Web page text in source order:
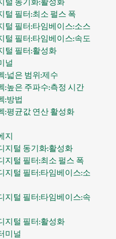
털 필터:최소 펄스 폭
털 필터:타임베이스:소스
털 필터:타임베이스:속도
털 필터:활성화
널
:넓은 범위:제수
:높은 주파수:측정 시간
:방법
:평균값 연산 활성화
지
지털 동기화:활성화
지털 필터:최소 펄스 폭
지털 필터:타임베이스:소
지털 필터:타임베이스:속
지털 필터:활성화
미널